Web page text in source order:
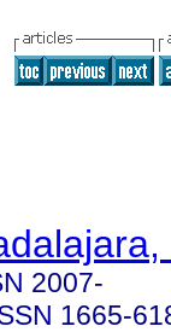
2007-
1665-